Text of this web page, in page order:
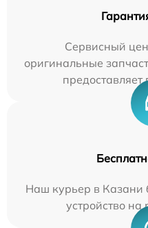
Сервисный
оригинальные
предоставляет
Наш курьер в Казани
устройство на